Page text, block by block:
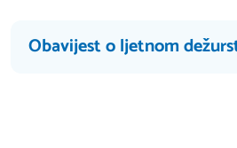
Obavijest o ljetnom